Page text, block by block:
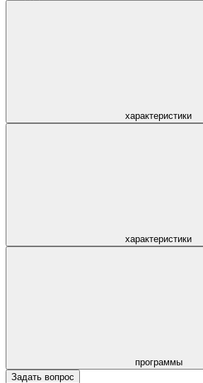
характеристики
характеристики
программы
Задать вопрос